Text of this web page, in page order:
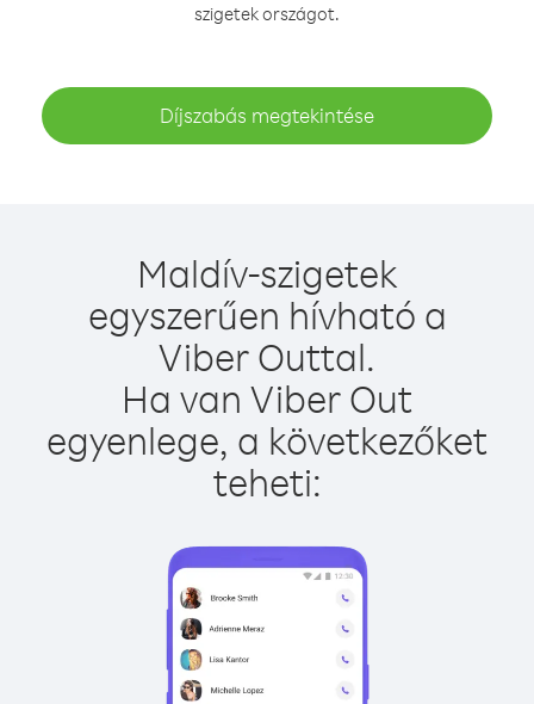
szigetek országot.
Díjszabás megtekintése
Maldív-szigetek
egyszerűen hívható a
Viber Outtal.
Ha van Viber Out
egyenlege, a következőket
teheti: